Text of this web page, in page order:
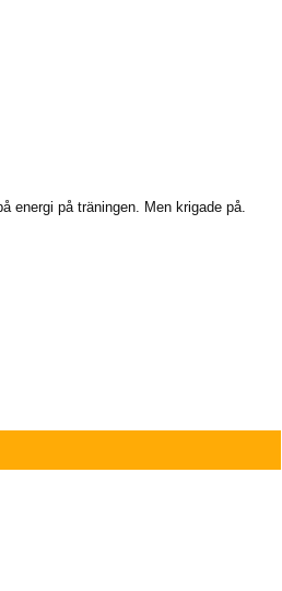
energi på träningen. Men krigade på.